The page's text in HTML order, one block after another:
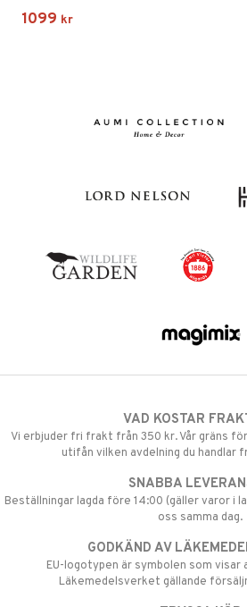
1099 kr
VAD KOSTAR
Vi erbjuder fri frakt från 350 kr. Vår gräns
utifån vilken avdelning du handlar
SNABBA
Beställningar lagda före 14:00 (gäller varor i
oss samma dag.
GODKÄND AV
EU-logotypen är symbolen som visar
Läkemedelsverket gällande